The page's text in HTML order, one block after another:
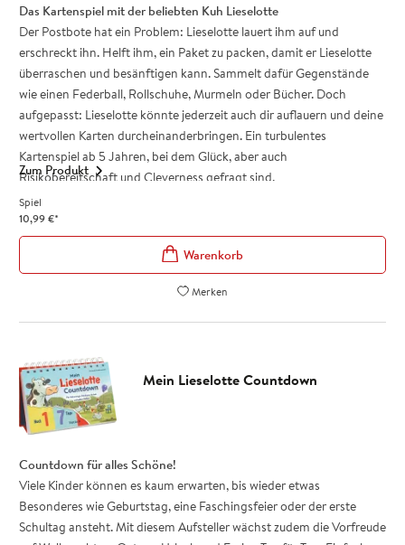
Das Kartenspiel mit der beliebten Kuh Lieselotte
Der Postbote hat ein Problem: Lieselotte lauert ihm auf und
erschreckt ihn. Helft ihm, ein Paket zu packen, damit er Lieselotte
überraschen und besänftigen kann. Sammelt dafür Gegenstände
wie einen Federball, Rollschuhe, Murmeln oder Bücher. Doch
aufgepasst: Lieselotte könnte jederzeit auch dir auflauern und deine
wertvollen Karten durcheinanderbringen. Ein turbulentes
Kartenspiel ab 5 Jahren, bei dem Glück, aber auch
Risikobereitschaft und Cleverness gefragt sind.
So funktioniert das Spiel:
In jeder Runde ziehen die Spieler Karten vom Stapel und sammeln
ihre Gegenstände – aber Vorsicht: wer zu gierig ist, könnte von
Lieselotte überrascht werden! Nur wer geschickt zieht, kann seine
Spielspaß für die ganze Familie
Ein unterhaltsames, einfach zu erlernendes Spiel ab 5 Jahren für
Wer zuerst die richtigen Gegenstände gesammelt und Lieselotte
vermieden hat, kann seine Pakete zur Post bringen und gewinnen
Sammelspiel mit 60 illustrierten Spielkarten (10
Posttaschenkarten, 32 Gegenstandskarten, 18 Lieselottekarten)
Für alle großen und kleinen Fans der Kuh Lieselotte!
Zum Produkt
Spiel
10,99€*
Merken
Mein Lieselotte Countdown
Countdown für alles Schöne!
Viele Kinder können es kaum erwarten, bis wieder etwas
Besonderes wie Geburtstag, eine Faschingsfeier oder der erste
Schultag ansteht. Mit diesem Aufsteller wächst zudem die Vorfreude